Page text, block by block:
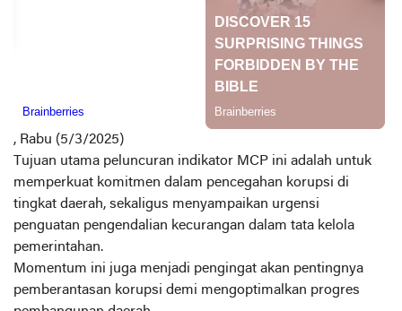
, Rabu (5/3/2025)
Tujuan utama peluncuran indikator MCP ini adalah untuk
memperkuat komitmen dalam pencegahan korupsi di
tingkat daerah, sekaligus menyampaikan urgensi
penguatan pengendalian kecurangan dalam tata kelola
pemerintahan.
Momentum ini juga menjadi pengingat akan pentingnya
pemberantasan korupsi demi mengoptimalkan progres